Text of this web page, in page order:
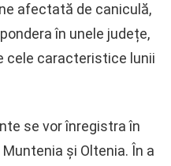
afectată de caniculă,
în unele județe,
cele caracteristice lunii
se vor înregistra în
și Oltenia. În a